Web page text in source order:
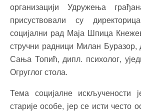
организацији Удружења
присуствовали су
социјални рад Маја Шпица
стручни радници Милан Буразор,
Сања Топић, дипл. психолог,
Огруглог стола.
Тема социјалне искључености
старије особе, јер се исти често